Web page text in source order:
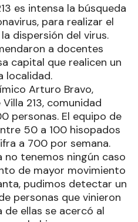
es intensa la búsqueda
para realizar el
dispersión del virus.
a docentes
capital que realicen un
localidad.
Arturo Bravo,
213, comunidad
personas. El equipo de
50 a 100 hisopados
a 700 por semana.
no tenemos ningún caso
de mayor movimiento
pudimos detectar un
personas que vinieron
de ellas se acercó al